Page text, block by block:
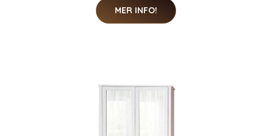
MER INFO!